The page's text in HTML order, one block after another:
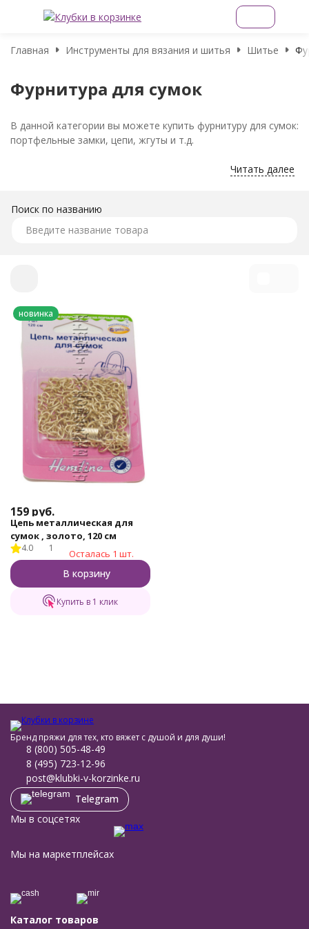
Главная Инструменты для вязания и шитья Шитье
Фурнитура для сумок
В данной категории вы можете купить фурнитуру для сумок:
портфельные замки, цепи, жгуты и т.д.
Читать далее
Поиск по названию
новинка
159 руб.
Цепь металлическая для
сумок , золото, 120 см
4.0 1 Осталась 1 шт.
В корзину
Купить в 1 клик
Бренд пряжи для тех, кто вяжет с душой и для души!
8 (800) 505-48-49
8 (495) 723-12-96
post@klubki-v-korzinke.ru
Telegram
Мы в соцсетях
Мы на маркетплейсах
Каталог товаров